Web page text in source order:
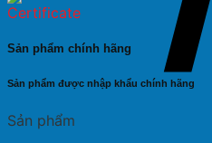
Sản phẩm chính hãng
Sản phẩm được nhập khẩu chính hãng
Sản phẩm